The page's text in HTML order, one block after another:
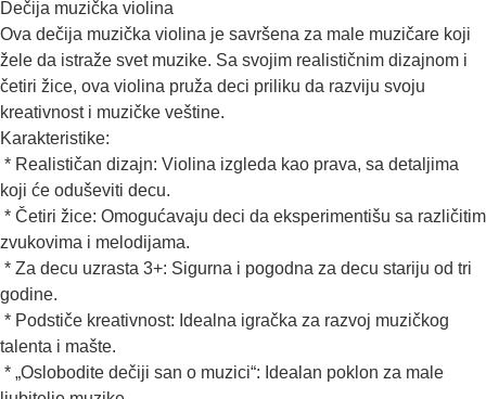
Dečija muzička violina
Ova dečija muzička violina je savršena za male muzičare koji
žele da istraže svet muzike. Sa svojim realističnim dizajnom i
četiri žice, ova violina pruža deci priliku da razviju svoju
kreativnost i muzičke veštine.
Karakteristike:
* Realističan dizajn: Violina izgleda kao prava, sa detaljima
koji će oduševiti decu.
* Četiri žice: Omogućavaju deci da eksperimentišu sa različitim
zvukovima i melodijama.
* Za decu uzrasta 3+: Sigurna i pogodna za decu stariju od tri
godine.
* Podstiče kreativnost: Idealna igračka za razvoj muzičkog
talenta i mašte.
* „Oslobodite dečiji san o muzici“: Idealan poklon za male